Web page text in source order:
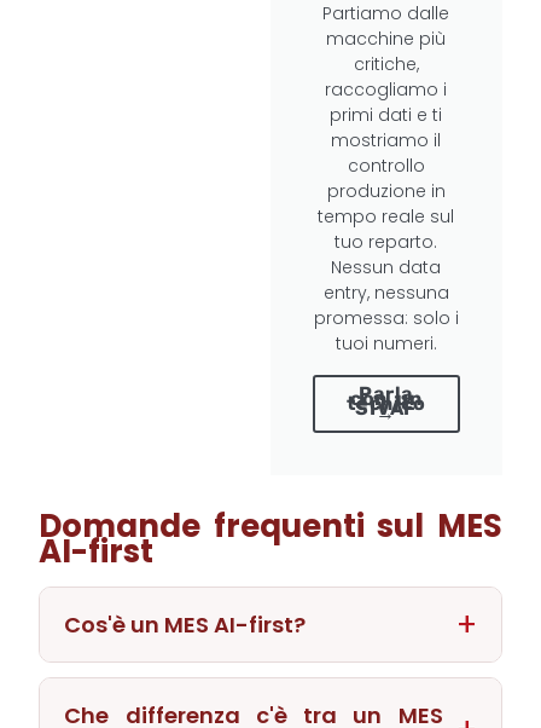
Partiamo dalle
macchine più
critiche,
raccogliamo i
primi dati e ti
mostriamo il
controllo
produzione in
tempo reale sul
tuo reparto.
Nessun data
entry, nessuna
promessa: solo i
tuoi numeri.
Parla
con un
tecnico
SIVAF
→
Domande frequenti sul MES
AI-first
Cos'è un MES AI-first?
È un Manufacturing Execution System in cui
l'intelligenza artificiale non è un modulo
Che differenza c'è tra un MES